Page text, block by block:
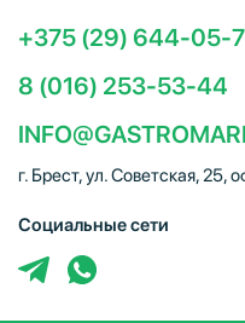
+375 (29) 644-05-
8 (016) 253-53-44
г. Брест, ул. Советская, 25,
Социальные сети